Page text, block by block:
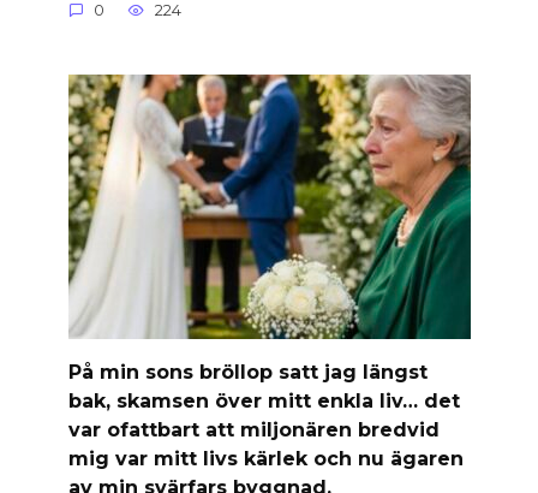
0 224
På min sons bröllop satt jag längst
bak, skamsen över mitt enkla liv… det
var ofattbart att miljonären bredvid
mig var mitt livs kärlek och nu ägaren
av min svärfars byggnad.